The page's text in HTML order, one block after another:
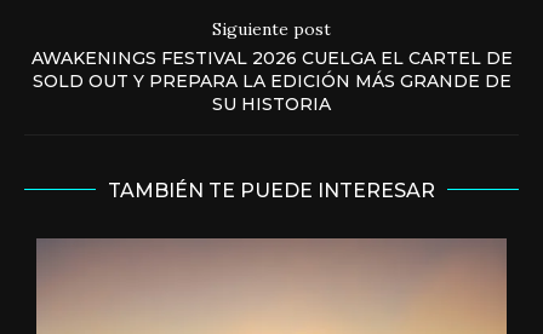
Siguiente post
AWAKENINGS FESTIVAL 2026 CUELGA EL CARTEL DE
SOLD OUT Y PREPARA LA EDICIÓN MÁS GRANDE DE
SU HISTORIA
TAMBIÉN TE PUEDE INTERESAR